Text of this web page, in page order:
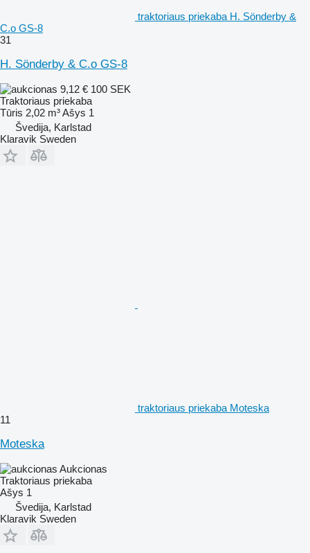
traktoriaus priekaba H. Sönderby &
C.o GS-8
31
H. Sönderby & C.o GS-8
9,12 € 100 SEK
Traktoriaus priekaba
Tūris 2,02 m³Ašys 1
Švedija, Karlstad
Klaravik Sweden
traktoriaus priekaba Moteska
11
Moteska
Aukcionas
Traktoriaus priekaba
Ašys 1
Švedija, Karlstad
Klaravik Sweden